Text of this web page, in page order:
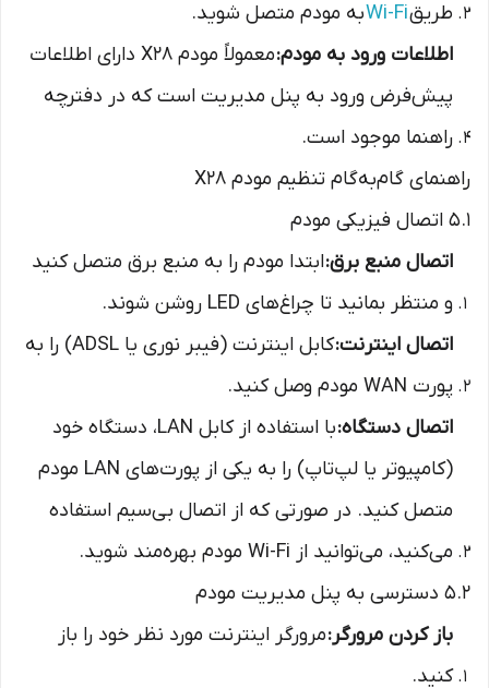
طریقWi-Fiبه مودم متصل شوید.
اطلاعات ورود به مودم:
معمولاً مودم X28 دارای اطلاعات
پیش‌فرض ورود به پنل مدیریت است که در دفترچه
راهنما موجود است.
راهنمای گام‌به‌گام تنظیم مودم X28
5.1 اتصال فیزیکی مودم
اتصال منبع برق:ابتدا مودم را به منبع برق متصل کنید
و منتظر بمانید تا چراغ‌های LED روشن شوند.
اتصال اینترنت:
کابل اینترنت (فیبر نوری یا ADSL) را به
پورت WAN مودم وصل کنید.
اتصال دستگاه:
با استفاده از کابل LAN، دستگاه خود
(کامپیوتر یا لپ‌تاپ) را به یکی از پورت‌های LAN مودم
متصل کنید. در صورتی که از اتصال بی‌سیم استفاده
می‌کنید، می‌توانید از Wi-Fi مودم بهره‌مند شوید.
5.2 دسترسی به پنل مدیریت مودم
باز کردن مرورگر:مرورگر اینترنت مورد نظر خود را باز
کنید.